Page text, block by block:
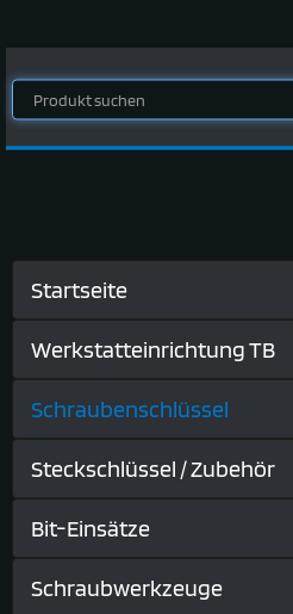
Startseite
Werkstatteinrichtung TB
Schraubenschlüssel
Steckschlüssel / Zubehör
Bit-Einsätze
Schraubwerkzeuge